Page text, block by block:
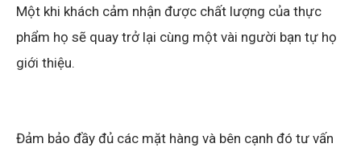
Một khi khách cảm nhận được chất lượng của thực
phẩm họ sẽ quay trở lại cùng một vài người bạn tự họ
giới thiệu.
Đảm bảo đầy đủ các mặt hàng và bên cạnh đó tư vấn